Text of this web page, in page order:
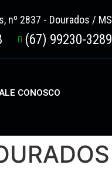
nº 2837 - Dourados / MS
(67) 99230-3289
CONOSCO